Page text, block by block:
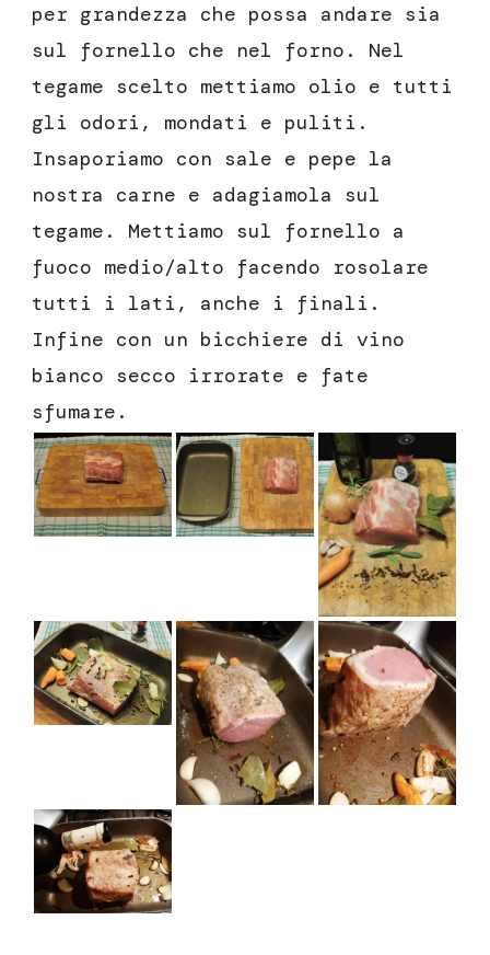
per grandezza che possa andare sia
sul fornello che nel forno. Nel
tegame scelto mettiamo olio e tutti
gli odori, mondati e puliti.
Insaporiamo con sale e pepe la
nostra carne e adagiamola sul
tegame. Mettiamo sul fornello a
fuoco medio/alto facendo rosolare
tutti i lati, anche i finali.
Infine con un bicchiere di vino
bianco secco irrorate e fate
sfumare.